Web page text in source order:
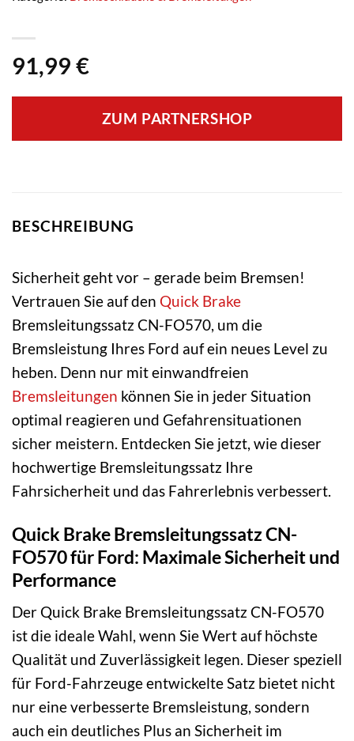
91,99 €
ZUM PARTNERSHOP
BESCHREIBUNG
Sicherheit geht vor – gerade beim Bremsen!
Vertrauen Sie auf den Quick Brake
Bremsleitungssatz CN-FO570, um die
Bremsleistung Ihres Ford auf ein neues Level zu
heben. Denn nur mit einwandfreien
Bremsleitungen können Sie in jeder Situation
optimal reagieren und Gefahrensituationen
sicher meistern. Entdecken Sie jetzt, wie dieser
hochwertige Bremsleitungssatz Ihre
Fahrsicherheit und das Fahrerlebnis verbessert.
Quick Brake Bremsleitungssatz CN-
FO570 für Ford: Maximale Sicherheit und
Performance
Der Quick Brake Bremsleitungssatz CN-FO570
ist die ideale Wahl, wenn Sie Wert auf höchste
Qualität und Zuverlässigkeit legen. Dieser speziell
für Ford-Fahrzeuge entwickelte Satz bietet nicht
nur eine verbesserte Bremsleistung, sondern
auch ein deutliches Plus an Sicherheit im